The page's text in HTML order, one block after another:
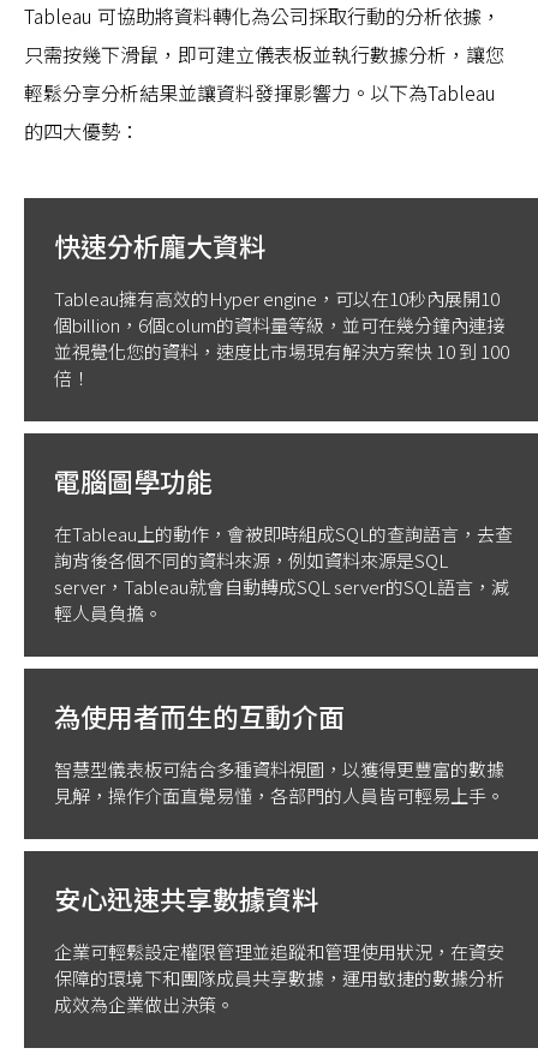
Tableau 可協助將資料轉化為公司採取行動的分析依據，
只需按幾下滑鼠，即可建立儀表板並執行數據分析，讓您
輕鬆分享分析結果並讓資料發揮影響力。以下為Tableau
的四大優勢：
快速分析龐大資料
Tableau擁有高效的Hyper engine，可以在10秒內展開10
個billion，6個colum的資料量等級，並可在幾分鐘內連接
並視覺化您的資料，速度比市場現有解決方案快 10 到 100
倍！
電腦圖學功能
在Tableau上的動作，會被即時組成SQL的查詢語言，去查
詢背後各個不同的資料來源，例如資料來源是SQL
server，Tableau就會自動轉成SQL server的SQL語言，減
輕人員負擔。
為使用者而生的互動介面
智慧型儀表板可結合多種資料視圖，以獲得更豐富的數據
見解，操作介面直覺易懂，各部門的人員皆可輕易上手。
安心迅速共享數據資料
企業可輕鬆設定權限管理並追蹤和管理使用狀況，在資安
保障的環境下和團隊成員共享數據，運用敏捷的數據分析
成效為企業做出決策。